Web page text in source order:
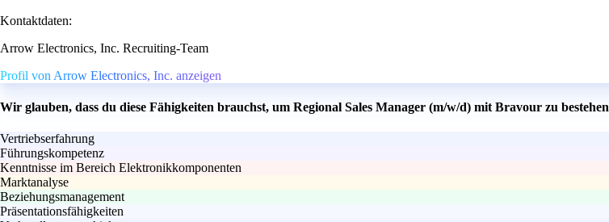
Kontaktdaten:
Arrow Electronics, Inc. Recruiting-Team
Profil von Arrow Electronics, Inc. anzeigen
Wir glauben, dass du diese Fähigkeiten brauchst, um Regional Sales Manager (m/w/d) mit Bravour zu bestehen
Vertriebserfahrung
Führungskompetenz
Kenntnisse im Bereich Elektronikkomponenten
Marktanalyse
Beziehungsmanagement
Präsentationsfähigkeiten